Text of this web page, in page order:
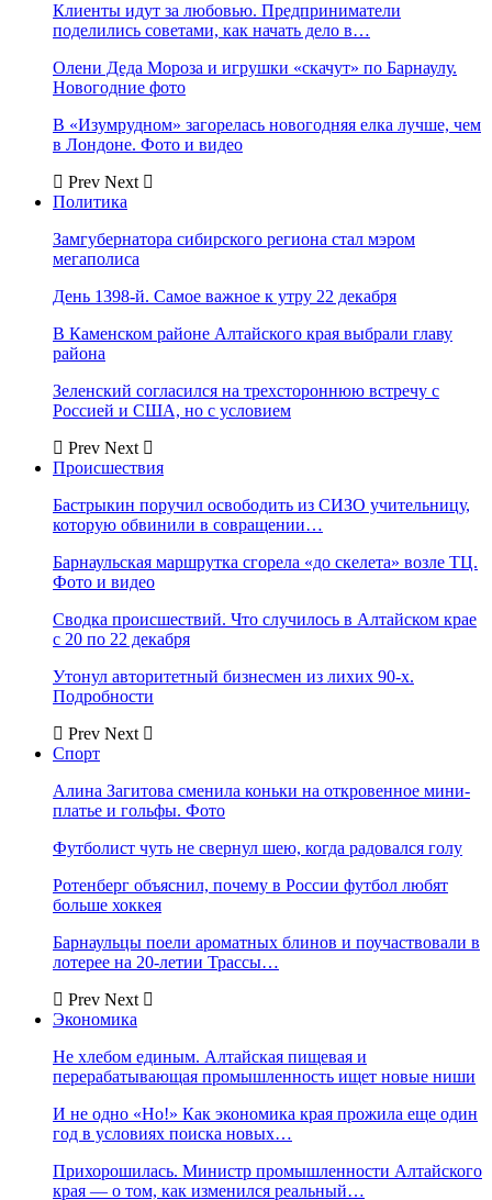
Клиенты идут за любовью. Предприниматели
поделились советами, как начать дело в…
Олени Деда Мороза и игрушки «скачут» по Барнаулу.
Новогодние фото
В «Изумрудном» загорелась новогодняя елка лучше, чем
в Лондоне. Фото и видео
Prev Next
Политика
Замгубернатора сибирского региона стал мэром
мегаполиса
День 1398-й. Самое важное к утру 22 декабря
В Каменском районе Алтайского края выбрали главу
района
Зеленский согласился на трехстороннюю встречу с
Россией и США, но с условием
Prev Next
Происшествия
Бастрыкин поручил освободить из СИЗО учительницу,
которую обвинили в совращении…
Барнаульская маршрутка сгорела «до скелета» возле ТЦ.
Фото и видео
Сводка происшествий. Что случилось в Алтайском крае
с 20 по 22 декабря
Утонул авторитетный бизнесмен из лихих 90-х.
Подробности
Prev Next
Спорт
Алина Загитова сменила коньки на откровенное мини-
платье и гольфы. Фото
Футболист чуть не свернул шею, когда радовался голу
Ротенберг объяснил, почему в России футбол любят
больше хоккея
Барнаульцы поели ароматных блинов и поучаствовали в
лотерее на 20-летии Трассы…
Prev Next
Экономика
Не хлебом единым. Алтайская пищевая и
перерабатывающая промышленность ищет новые ниши
И не одно «Но!» Как экономика края прожила еще один
год в условиях поиска новых…
Прихорошилась. Министр промышленности Алтайского
края — о том, как изменился реальный…